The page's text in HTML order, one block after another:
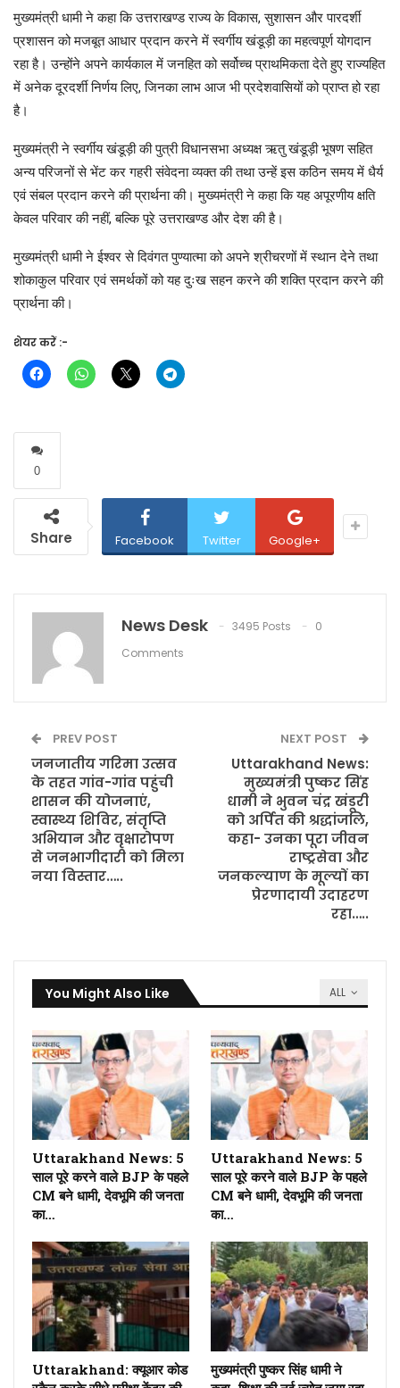
मुख्यमंत्री धामी ने कहा कि उत्तराखण्ड राज्य के विकास, सुशासन और पारदर्शी
प्रशासन को मजबूत आधार प्रदान करने में स्वर्गीय खंडूड़ी का महत्वपूर्ण योगदान
रहा है। उन्होंने अपने कार्यकाल में जनहित को सर्वोच्च प्राथमिकता देते हुए राज्यहित
में अनेक दूरदर्शी निर्णय लिए, जिनका लाभ आज भी प्रदेशवासियों को प्राप्त हो रहा
है।
मुख्यमंत्री ने स्वर्गीय खंडूड़ी की पुत्री विधानसभा अध्यक्ष ऋतु खंडूड़ी भूषण सहित
अन्य परिजनों से भेंट कर गहरी संवेदना व्यक्त की तथा उन्हें इस कठिन समय में धैर्य
एवं संबल प्रदान करने की प्रार्थना की। मुख्यमंत्री ने कहा कि यह अपूरणीय क्षति
केवल परिवार की नहीं, बल्कि पूरे उत्तराखण्ड और देश की है।
मुख्यमंत्री धामी ने ईश्वर से दिवंगत पुण्यात्मा को अपने श्रीचरणों में स्थान देने तथा
शोकाकुल परिवार एवं समर्थकों को यह दुःख सहन करने की शक्ति प्रदान करने की
प्रार्थना की।
शेयर करें :-
0
Share Facebook Twitter Google+
News Desk 3495 Posts
0
Comments
PREV POST
जनजातीय गरिमा उत्सव
के तहत गांव-गांव पहुंची
शासन की योजनाएं,
स्वास्थ्य शिविर, संतृप्ति
अभियान और वृक्षारोपण
से जनभागीदारी को मिला
नया विस्तार…..
NEXT POST
Uttarakhand News:
मुख्यमंत्री पुष्कर सिंह
धामी ने भुवन चंद्र खंडूरी
को अर्पित की श्रद्धांजलि,
कहा- उनका पूरा जीवन
राष्ट्रसेवा और
जनकल्याण के मूल्यों का
प्रेरणादायी उदाहरण
रहा…..
ALL
You Might Also Like
Uttarakhand News: 5
साल पूरे करने वाले BJP के पहले
CM बने धामी, देवभूमि की जनता
का…
Uttarakhand News: 5
साल पूरे करने वाले BJP के पहले
CM बने धामी, देवभूमि की जनता
का…
Uttarakhand: क्यूआर कोड
मुख्यमंत्री पुष्कर सिंह धामी ने